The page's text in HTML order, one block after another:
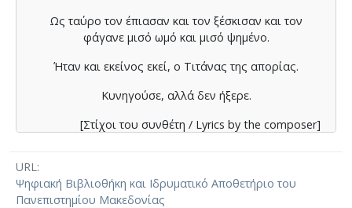
Ως ταύρο τον έπιασαν και τον ξέσκισαν και τον
φάγανε μισό ωμό και μισό ψημένο.
Ήταν και εκείνος εκεί, ο Τιτάνας της απορίας.
Κυνηγούσε, αλλά δεν ήξερε.
[Στίχοι του συνθέτη / Lyrics by the composer]
URL
Ψηφιακή Βιβλιοθήκη και Ιδρυματικό Αποθετήριο του
Πανεπιστημίου Μακεδονίας